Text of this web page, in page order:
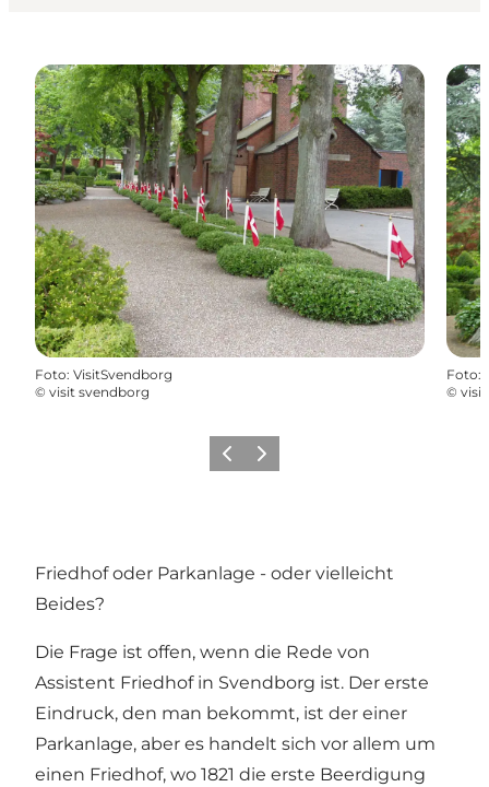
Foto: VisitSvendborg
© visit svendborg
Foto:
©
Vorherige Folie
Nächste Folie
Friedhof oder Parkanlage - oder vielleicht
Beides?
Die Frage ist offen, wenn die Rede von
Assistent Friedhof in Svendborg ist. Der erste
Eindruck, den man bekommt, ist der einer
Parkanlage, aber es handelt sich vor allem um
einen Friedhof, wo 1821 die erste Beerdigung